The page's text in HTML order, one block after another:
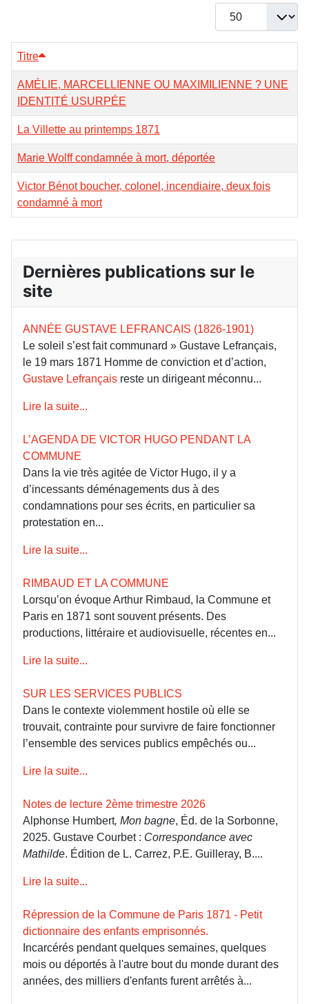
Afficher #
Titre
AMÉLIE, MARCELLIENNE OU MAXIMILIENNE ? UNE
IDENTITÉ USURPÉE
La Villette au printemps 1871
Marie Wolff condamnée à mort, déportée
Victor Bénot boucher, colonel, incendiaire, deux fois
condamné à mort
Dernières publications sur le
site
ANNÉE GUSTAVE LEFRANCAIS (1826-1901)
Le soleil s’est fait communard » Gustave Lefrançais,
le 19 mars 1871 Homme de conviction et d’action,
Gustave Lefrançais reste un dirigeant méconnu...
Lire la suite...
L’AGENDA DE VICTOR HUGO PENDANT LA
COMMUNE
Dans la vie très agitée de Victor Hugo, il y a
d’incessants déménagements dus à des
condamnations pour ses écrits, en particulier sa
protestation en...
Lire la suite...
RIMBAUD ET LA COMMUNE
Lorsqu’on évoque Arthur Rimbaud, la Commune et
Paris en 1871 sont souvent présents. Des
productions, littéraire et audiovisuelle, récentes en...
Lire la suite...
SUR LES SERVICES PUBLICS
Dans le contexte violemment hostile où elle se
trouvait, contrainte pour survivre de faire fonctionner
l’ensemble des services publics empêchés ou...
Lire la suite...
Notes de lecture 2ème trimestre 2026
Alphonse Humbert, Mon bagne, Éd. de la Sorbonne,
2025. Gustave Courbet : Correspondance avec
Mathilde. Édition de L. Carrez, P.E. Guilleray, B....
Lire la suite...
Répression de la Commune de Paris 1871 - Petit
dictionnaire des enfants emprisonnés.
Incarcérés pendant quelques semaines, quelques
mois ou déportés à l'autre bout du monde durant des
années, des milliers d'enfants furent arrêtés à...